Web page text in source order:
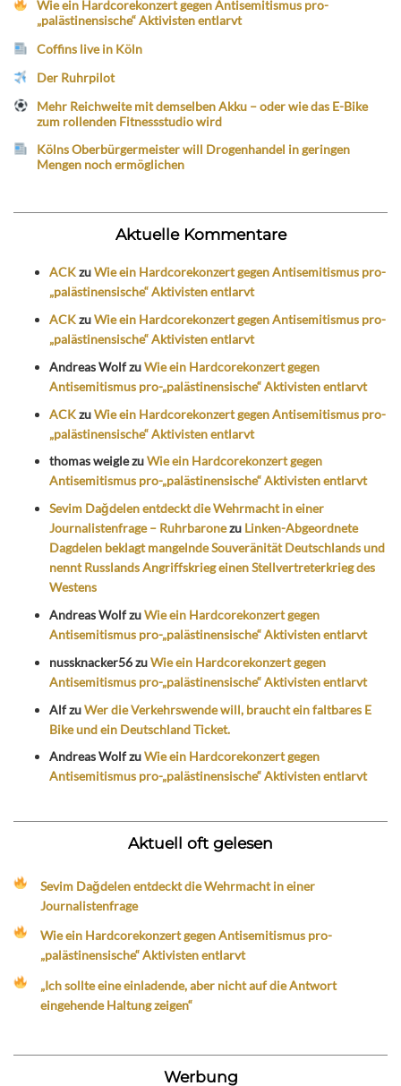
Wie ein Hardcorekonzert gegen Antisemitismus pro-
„palästinensische“ Aktivisten entlarvt
Coffins live in Köln
Der Ruhrpilot
Mehr Reichweite mit demselben Akku – oder wie das E-Bike
zum rollenden Fitnessstudio wird
Kölns Oberbürgermeister will Drogenhandel in geringen
Mengen noch ermöglichen
Aktuelle Kommentare
ACKzuWie ein Hardcorekonzert gegen Antisemitismus pro-
„palästinensische“ Aktivisten entlarvt
ACKzuWie ein Hardcorekonzert gegen Antisemitismus pro-
„palästinensische“ Aktivisten entlarvt
Andreas WolfzuWie ein Hardcorekonzert gegen
Antisemitismus pro-„palästinensische“ Aktivisten entlarvt
ACKzuWie ein Hardcorekonzert gegen Antisemitismus pro-
„palästinensische“ Aktivisten entlarvt
thomas weiglezuWie ein Hardcorekonzert gegen
Antisemitismus pro-„palästinensische“ Aktivisten entlarvt
Sevim Dağdelen entdeckt die Wehrmacht in einer
Journalistenfrage – Ruhrbaronezu Linken-Abgeordnete
Dagdelen beklagt mangelnde Souveränität Deutschlands und
nennt Russlands Angriffskrieg einen Stellvertreterkrieg des
Westens
Andreas WolfzuWie ein Hardcorekonzert gegen
Antisemitismus pro-„palästinensische“ Aktivisten entlarvt
nussknacker56zuWie ein Hardcorekonzert gegen
Antisemitismus pro-„palästinensische“ Aktivisten entlarvt
AlfzuWer die Verkehrswende will, braucht ein faltbares E
Bike und ein Deutschland Ticket.
Andreas WolfzuWie ein Hardcorekonzert gegen
Antisemitismus pro-„palästinensische“ Aktivisten entlarvt
Aktuell oft gelesen
Sevim Dağdelen entdeckt die Wehrmacht in einer
Journalistenfrage
Wie ein Hardcorekonzert gegen Antisemitismus pro-
„palästinensische“ Aktivisten entlarvt
„Ich sollte eine einladende, aber nicht auf die Antwort
eingehende Haltung zeigen“
Werbung